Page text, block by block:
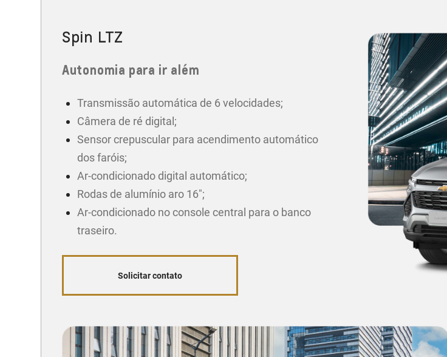
Spin LTZ
Autonomia para ir além
Transmissão automática de 6 velocidades;
Câmera de ré digital;
Sensor crepuscular para acendimento automático
dos faróis;
Ar-condicionado digital automático;
Rodas de alumínio aro 16";
Ar-condicionado no console central para o banco
traseiro.
Solicitar contato